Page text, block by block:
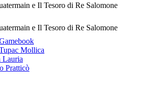
e Il Tesoro di Re Salomone
e Il Tesoro di Re Salomone
Mollica
Lauria
Pratticò